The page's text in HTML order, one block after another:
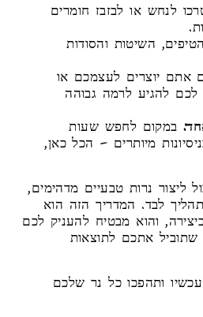
לנחש או לבזבז חומרים
השיטות והסודות
אתם יוצרים לעצמכם או
לכם להגיע לרמה גבוהה
במקום לחפש שעות
מיותרים – הכל כאן,
ליצור נרות טבעיים מדהימים,
לבד. המדריך הזה הוא
והוא מבטיח להעניק לכם
שתוביל אתכם לתוצאות
ותהפכו כל נר שלכם